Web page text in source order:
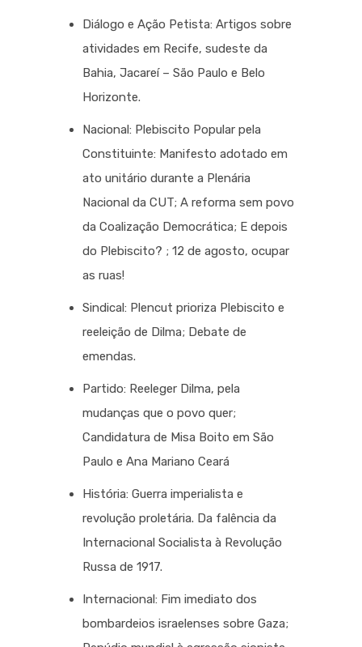
Diálogo e Ação Petista: Artigos sobre
atividades em Recife, sudeste da
Bahia, Jacareí – São Paulo e Belo
Horizonte.
Nacional: Plebiscito Popular pela
Constituinte: Manifesto adotado em
ato unitário durante a Plenária
Nacional da CUT; A reforma sem povo
da Coalização Democrática; E depois
do Plebiscito? ; 12 de agosto, ocupar
as ruas!
Sindical: Plencut prioriza Plebiscito e
reeleição de Dilma; Debate de
emendas.
Partido: Reeleger Dilma, pela
mudanças que o povo quer;
Candidatura de Misa Boito em São
Paulo e Ana Mariano Ceará
História: Guerra imperialista e
revolução proletária. Da falência da
Internacional Socialista à Revolução
Russa de 1917.
Internacional: Fim imediato dos
bombardeios israelenses sobre Gaza;